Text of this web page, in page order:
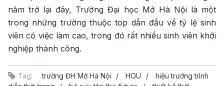
năm trở lại đây, Trường Đại học Mở Hà Nội là một
trong những trường thuộc top dẫn đầu về tỷ lệ sinh
viên có việc làm cao, trong đó rất nhiều sinh viên khởi
nghiệp thành công.
Tag: trường ĐH Mở Hà Nội HOU
hiệu trưởng trình